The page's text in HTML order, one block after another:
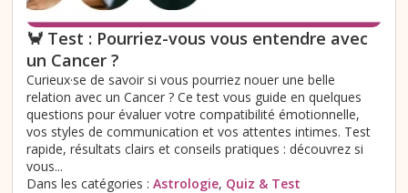
🦀 Test : Pourriez-vous vous entendre avec
un Cancer ?
Curieux·se de savoir si vous pourriez nouer une belle
relation avec un Cancer ? Ce test vous guide en quelques
questions pour évaluer votre compatibilité émotionnelle,
vos styles de communication et vos attentes intimes. Test
rapide, résultats clairs et conseils pratiques : découvrez si
vous...
Dans les catégories : Astrologie, Quiz & Test